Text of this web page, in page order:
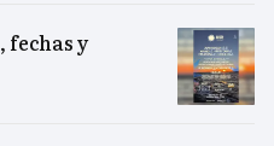
fechas y